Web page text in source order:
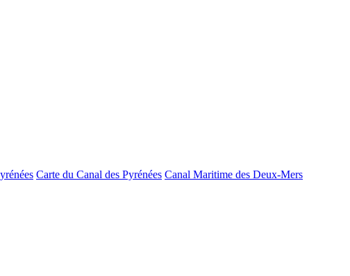
Carte du Canal des Pyrénées Canal Maritime des Deux-Mers